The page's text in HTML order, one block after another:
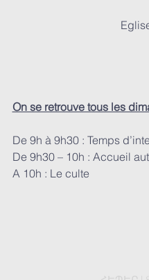
On se retrouve tous les
De 9h à 9h30 : Temps
De 9h30 – 10h : Accueil
A 10h : Le culte